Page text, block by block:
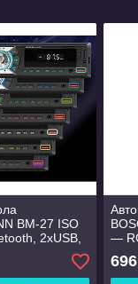
BM-27 ISO
2xUSB,
FM, microSD,
—
AUX
696